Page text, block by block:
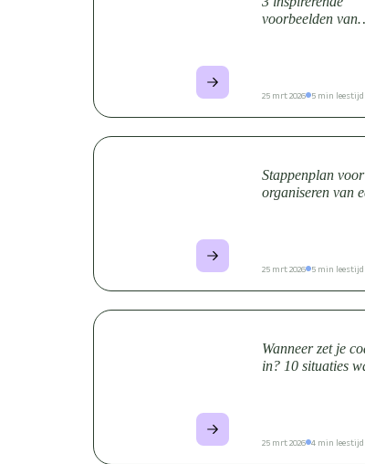
voorbeelden van
25 mrt 2026 5 min leestijd
Stappenplan
organiseren van
25 mrt 2026 5 min leestijd
Wanneer zet je
in? 10 situaties
25 mrt 2026 4 min leestijd